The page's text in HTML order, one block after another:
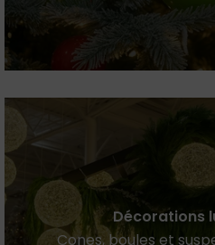
Décorations
Cones, boules et